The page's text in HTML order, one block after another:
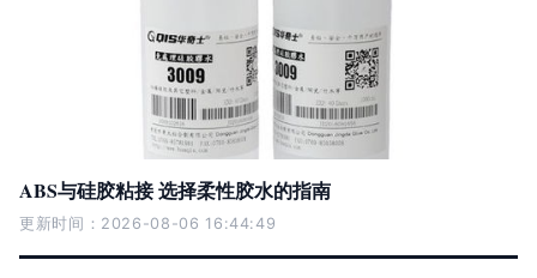
ABS与硅胶粘接 选择柔性胶水的指南
更新时间：2026-08-06 16:44:49